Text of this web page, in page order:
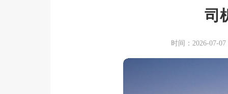
司
时间：2026-07-07